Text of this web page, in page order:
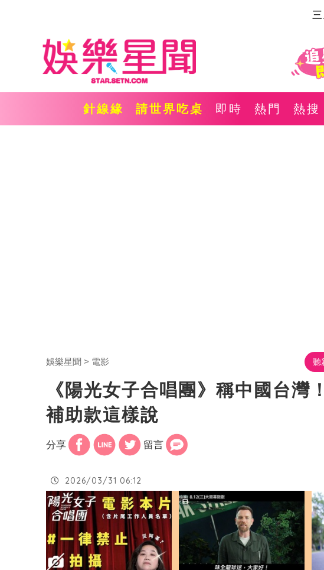
針線緣 請世界吃桌 即時 熱門 熱搜
娛樂星聞 電影 聽
《陽光女子合唱團》稱中國台
補助款這樣說
分享 留言
2026/03/31 06:12